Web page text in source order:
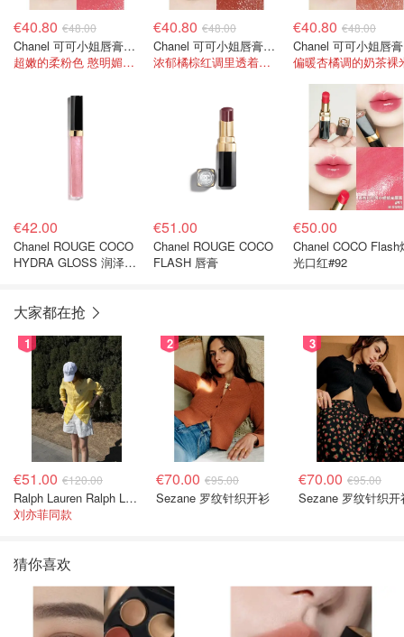
€40.80 €48.00
Chanel 可可小姐唇膏#130
超嫩的柔粉色 憨明媚少女感
€40.80 €48.00
Chanel 可可小姐唇膏#112
浓郁橘棕红调里透着细闪 特别显白
€40.80 €48.00
偏暖杏橘调的奶茶裸
€42.00
Chanel ROUGE COCO
HYDRA GLOSS 润泽唇
€51.00
Chanel ROUGE COCO
FLASH 唇膏
€50.00
Chanel COCO Flash
光口红#92
大家都在抢
1
€51.00 €120.00
Ralph Lauren Ralph Lauren 男童亚麻衬衫
刘亦菲同款
2
€70.00 €95.00
Sezane 罗纹针织开衫
3
€70.00 €95.00
Sezane 罗纹针织开
猜你喜欢